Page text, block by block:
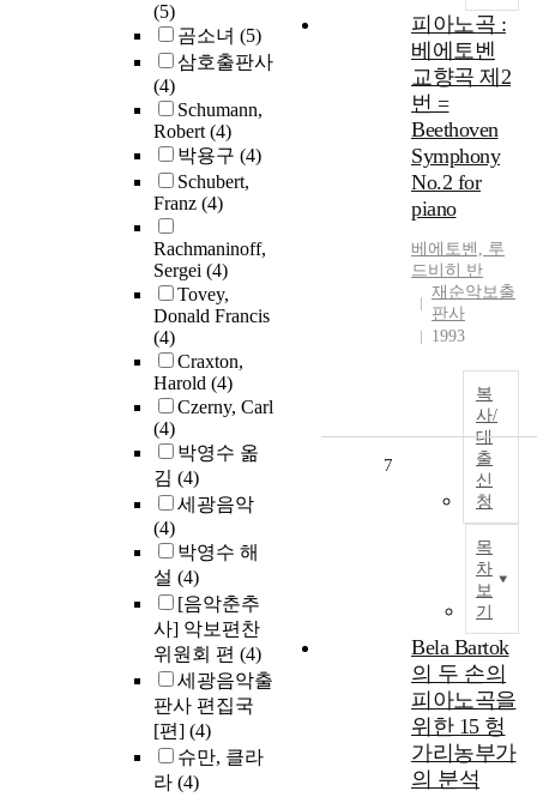
(5)
곰소녀 (5)
삼호출판사
(4)
Schumann,
Robert(4)
박용구 (4)
Schubert,
Franz (4)
Rachmaninoff,
Sergei (4)
Tovey,
Donald Francis
(4)
Craxton,
Harold (4)
Czerny, Carl
(4)
박영수 옮
김 (4)
세광음악
(4)
박영수 해
설 (4)
[음악춘추
사] 악보편찬
위원회 편 (4)
세광음악출
판사 편집국
[편] (4)
슈만, 클라
라 (4)
피아노곡 :
베에토벤
교향곡 제2
번 =
Beethoven
Symphony
No.2 for
piano
베에토벤, 루
드비히 반
재순악보출
판사
1993
복
사/
대
출
신
청
목
차
보
기
7
Bela Bartok
의 두 손의
피아노곡을
위한 15 헝
가리농부가
의 분석